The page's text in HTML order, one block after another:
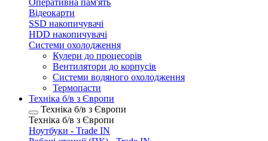
Оперативна пам'ять
Відеокарти
SSD накопичувачі
HDD накопичувачі
Системи охолодження
Кулери до процесорів
Вентилятори до корпусів
Системи водяного охолодження
Термопасти
Техніка б/в з Європи
Техніка б/в з Європи
Техніка б/в з Європи
Ноутбуки - Trade IN